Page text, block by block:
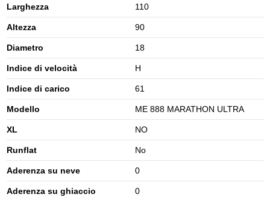
Larghezza 110
Altezza 90
Diametro 18
Indice di velocità H
Indice di carico 61
Modello ME 888 MARATHON ULTRA
XL NO
Runflat No
Aderenza su neve 0
Aderenza su ghiaccio 0